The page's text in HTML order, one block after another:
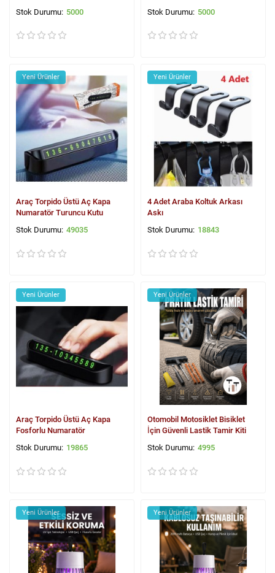
5000
5000
Yeni Ürünler
Araç Torpido Üstü Aç Kapa
Numaratör Turuncu Kutu
49035
Yeni Ürünler
4 Adet Araba Koltuk Arkası
Askı
18843
Yeni Ürünler
Araç Torpido Üstü Aç Kapa
Fosforlu Numaratör
19865
Yeni Ürünler
Otomobil Motosiklet Bisiklet
İçin Güvenli Lastik Tamir Kiti
4995
Yeni Ürünler Yeni Ürünler